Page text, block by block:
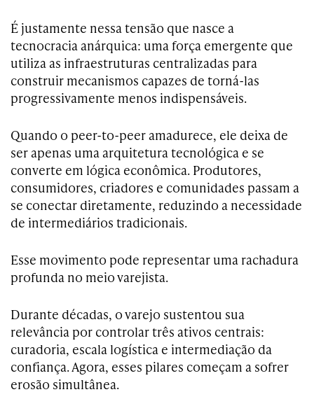
É justamente nessa tensão que nasce a
tecnocracia anárquica: uma força emergente que
utiliza as infraestruturas centralizadas para
construir mecanismos capazes de torná-las
progressivamente menos indispensáveis.
Quando o peer-to-peer amadurece, ele deixa de
ser apenas uma arquitetura tecnológica e se
converte em lógica econômica. Produtores,
consumidores, criadores e comunidades passam a
se conectar diretamente, reduzindo a necessidade
de intermediários tradicionais.
Esse movimento pode representar uma rachadura
profunda no meio varejista.
Durante décadas, o varejo sustentou sua
relevância por controlar três ativos centrais:
curadoria, escala logística e intermediação da
confiança. Agora, esses pilares começam a sofrer
erosão simultânea.